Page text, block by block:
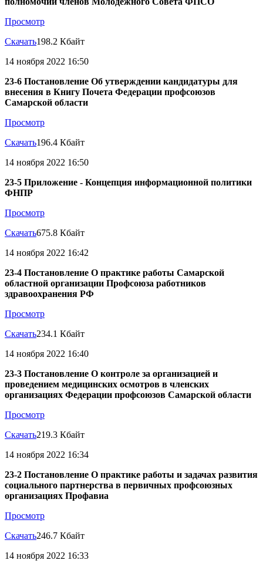
Просмотр
Скачать198.2 Кбайт
14 ноября 2022 16:50
23-6 Постановление Об утверждении кандидатуры для
внесения в Книгу Почета Федерации профсоюзов
Самарской области
Просмотр
Скачать196.4 Кбайт
14 ноября 2022 16:50
23-5 Приложение - Концепция информационной политики
ФНПР
Просмотр
Скачать675.8 Кбайт
14 ноября 2022 16:42
23-4 Постановление О практике работы Самарской
областной организации Профсоюза работников
здравоохранения РФ
Просмотр
Скачать234.1 Кбайт
14 ноября 2022 16:40
23-3 Постановление О контроле за организацией и
проведением медицинских осмотров в членских
организациях Федерации профсоюзов Самарской области
Просмотр
Скачать219.3 Кбайт
14 ноября 2022 16:34
23-2 Постановление О практике работы и задачах развития
социального партнерства в первичных профсоюзных
организациях Профавиа
Просмотр
Скачать246.7 Кбайт
14 ноября 2022 16:33